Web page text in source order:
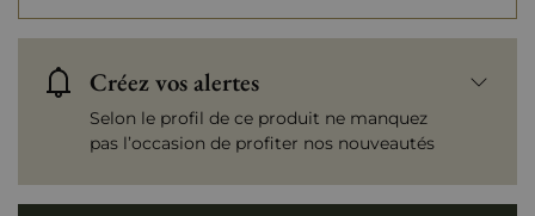
Créez vos alertes
Selon le profil de ce produit ne manquez
pas l’occasion de profiter nos nouveautés